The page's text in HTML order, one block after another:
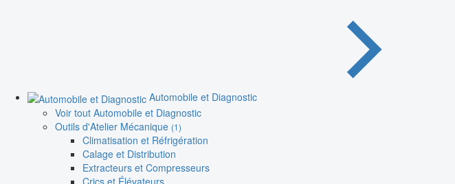
Automobile et Diagnostic
Voir tout Automobile et Diagnostic
Outils d'Atelier Mécanique (1)
Climatisation et Réfrigération
Calage et Distribution
Extracteurs et Compresseurs
Crics et Élévateurs